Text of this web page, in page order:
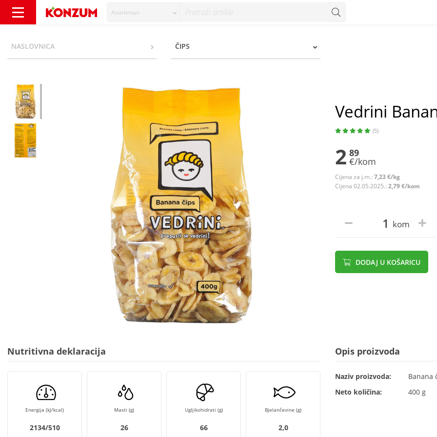
Asortiman
NASLOVNICA ČIPS
Vedrini
(5)
2 89
€/kom
Cijena za j.m.: 7,23 €/kg
Cijena 02.05.2025.: 2,79 €/kom
kom
DODAJ U KOŠARICU
Nutritivna deklaracija
Energija (kJ/kcal)
2134/510
Masti (g)
26
Ugljikohidrati (g)
66
Bjelančevine (g)
2,0
Opis proizvoda
Naziv proizvoda:
Banana
Neto količina:
400 g